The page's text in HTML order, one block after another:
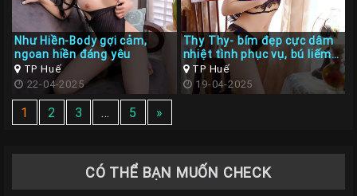
Như Hiền-Body gợi cảm,
ngoan hiền đáng yêu
TP Huế
22-04-2025
Thy Thy- bím đẹp cực dâm
nhiệt tình phục vụ, bú liếm
đê mê
TP Huế
19-04-2025
1 2 3 … 5 »
CÓ THỂ BẠN MUỐN CHECK